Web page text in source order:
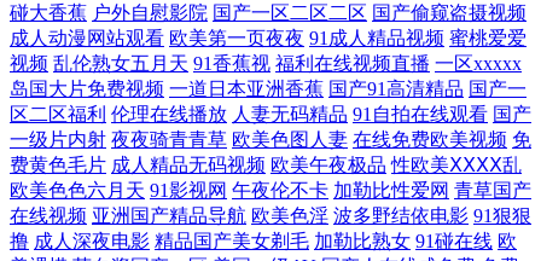
本色情导航 蜜臀tv高清 激情文学天美 福利社瑟瑟 91国模吧 亚洲欧美另类
性爱 色色午夜影院 欧美后入 国产草草浮力影院 操操无码 91操白丝 青青
草99热 日本免费网站 91国产尤物 91青青视屏 中文字幕色15P 老司机激情
福利 日韩欧美久久 成人骚网 亚洲AV色导航 国产绿帽Av 五月开心色色网
碰大香蕉 户外自慰影院 国产一区二区二区 国产偷窥盗摄视频
成人动漫网站观看 欧美第一页夜夜 91成人精品视频 蜜桃爱爱
视频 乱伦熟女五月天 91香蕉视 福利在线视频直播 一区xxxxx
岛国大片免费视频 一道日本亚洲香蕉 国产91高清精品 国产一
区二区福利 伦理在线播放 人妻无码精品 91自拍在线观看 国产
一级片内射 夜夜骑青青草 欧美色图人妻 在线免费欧美视频 免
费黄色毛片 成人精品无码视频 欧美午夜极品 性欧美ⅩⅩⅩⅩ乱
欧美色色六月天 91影视网 午夜伦不卡 加勒比性爱网 青草国产
在线视频 亚洲国产精品导航 欧美色淫 波多野结依电影 91狠狠
撸 成人深夜电影 精品国产美女剃毛 加勒比熟女 91碰在线 欧